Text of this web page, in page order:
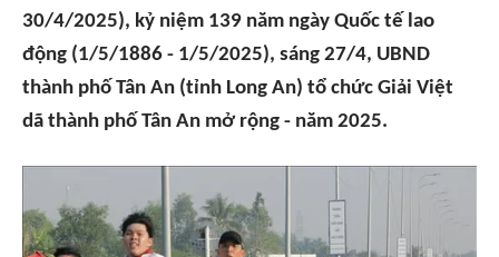
30/4/2025), kỷ niệm 139 năm ngày Quốc tế lao
động (1/5/1886 - 1/5/2025), sáng 27/4, UBND
thành phố Tân An (tỉnh Long An) tổ chức Giải Việt
dã thành phố Tân An mở rộng - năm 2025.